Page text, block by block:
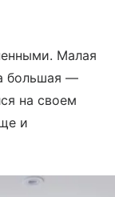
Малая
большая —
на своем
и